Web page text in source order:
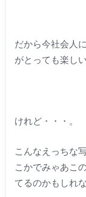
だから今社会人
がとっても楽し
けれど・・・。
こんなえっちな
こかでみゃあこ
てるのかもしれ